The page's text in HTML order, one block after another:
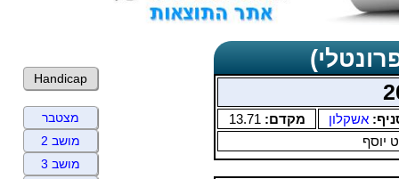
אשקלון מקדם: 13.71
יוסף
Handicap
מצטבר
מושב 2
מושב 3